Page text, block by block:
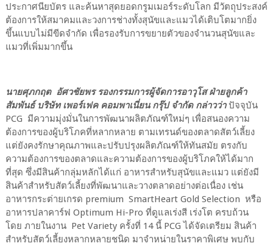
ประกาศนียบัตร และค้นหาสุดยอดกรูมเมอร์ระดับโลก มีวัตถุประสงค์
ต้องการให้สมาคมและวงการช่างทั้งสุนัขและแมวได้เติบโตมากยิ่ง
ขึ้นแบบไม่มีขีดจำกัด เพื่อรองรับการขยายตัวของจำนวนสุนัขและ
แมวที่เพิ่มมากขึ้น
นายศุภกฤต อัศวชัยพร รองกรรมการผู้จัดการอาวุโส ฝ่ายลูกค้า
สัมพันธ์ บริษัท เพอร์เฟค คอมพาเนี่ยน กรุ๊ป จำกัด กล่าวว่าปัจจุบัน
PCG มีความมุ่งมั่นในการพัฒนาผลิตภัณฑ์ใหม่ๆ เพื่อสนองความ
ต้องการของผู้บริโภคที่หลากหลาย ตามเทรนด์ของตลาดสัตว์เลี้ยง
แต่ยังคงรักษาคุณภาพและปรับปรุงผลิตภัณฑ์ให้ทันสมัย ตรงกับ
ความต้องการของตลาดและความต้องการของผู้บริโภคให้ได้มาก
ที่สุด ซึ่งมีสินค้ากลุ่มหลักได้แก่ อาหารสำหรับสุนัขและแมว แต่ยังมี
สินค้าสำหรับสัตว์เลี้ยงที่พัฒนาและวางตลาดอย่างต่อเนื่อง เช่น
อาหารกระต่ายเกรด premium SmartHeart Gold Selection หรือ
อาหารปลาคาร์ฟ Optimum Hi-Pro ที่ดูแลเร่งสี เร่งโต ครบถ้วน
โดย ภายในงาน Pet Variety ครั้งที่ 14 นี้ PCG ได้จัดเตรียม สินค้า
สำหรับสัตว์เลี้ยงหลากหลายชนิด มาจำหน่ายในราคาพิเศษ พบกับ